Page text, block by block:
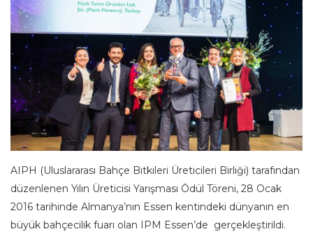
AIPH (Uluslararası Bahçe Bitkileri Üreticileri Birliği) tarafından
düzenlenen Yılın Üreticisi Yarışması Ödül Töreni, 28 Ocak
2016 tarihinde Almanya’nın Essen kentindeki dünyanın en
büyük bahçecilik fuarı olan IPM Essen’de gerçekleştirildi.